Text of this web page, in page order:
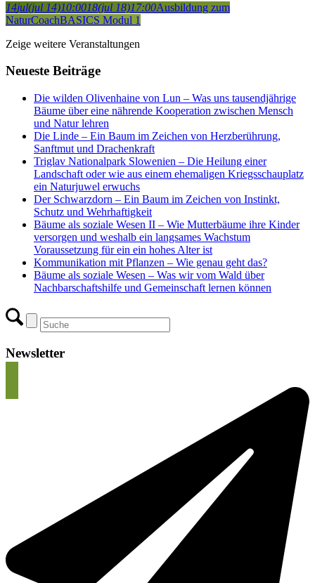
14jul(jul 14)10:0018(jul 18)17:00Ausbildung zum
NaturCoachBASICS Modul 1
Zeige weitere Veranstaltungen
Neueste Beiträge
Die wilden Olivenhaine von Lun – Was uns tausendjährige
Bäume über eine nährende Kooperation zwischen Mensch
und Natur lehren
Die Linde – Ein Baum im Zeichen von Herzberührung,
Sanftmut und Drachenkraft
Triglav Nationalpark Slowenien – Die Heilung einer
Landschaft oder wie aus einem ehemaligen Kriegsschauplatz
ein Naturjuwel erwuchs
Der Schwarzdorn – Ein Baum im Zeichen von Instinkt,
Schutz und Wehrhaftigkeit
Bäume als soziale Wesen II – Wie Mutterbäume ihre Kinder
versorgen und weshalb ein langsames Wachstum
Voraussetzung für ein ein hohes Alter ist
Kommunikation mit Pflanzen – Wie genau geht das?
Bäume als soziale Wesen – Was wir vom Wald über
Nachbarschaftshilfe und Gemeinschaft lernen können
Newsletter